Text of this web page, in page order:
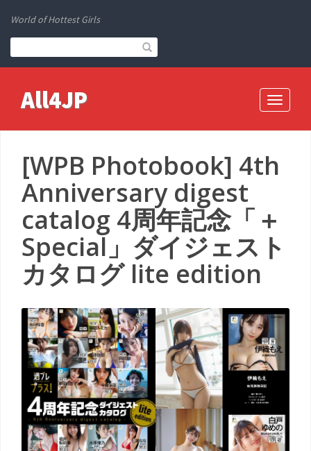
World of Hottest Girls
Toggle
All4JP
[WPB Photobook] 4th
Anniversary digest
catalog 4周年記念「＋
Special」ダイジェスト
カタログ lite edition